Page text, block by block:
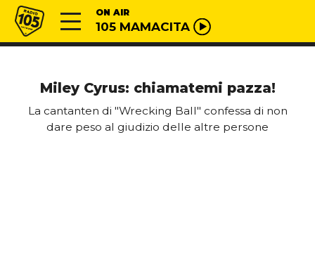
Vai al contenuto
Radio 105 ON AIR
105 MAMACITA
Miley Cyrus: chiamatemi pazza!
La cantanten di "Wrecking Ball" confessa di non
dare peso al giudizio delle altre persone